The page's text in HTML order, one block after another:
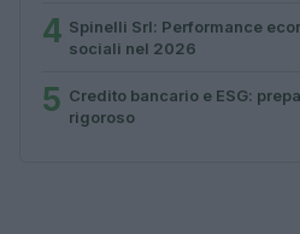
4 Spinelli Srl: Performance
sociali nel 2026
5 Credito bancario e ESG:
rigoroso